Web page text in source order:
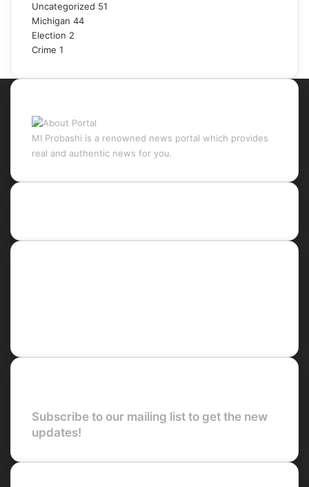
Uncategorized 51
Michigan 44
Election 2
Crime 1
MI Probashi is a renowned news portal which provides
real and authentic news for you.
Subscribe to our mailing list to get the new
updates!